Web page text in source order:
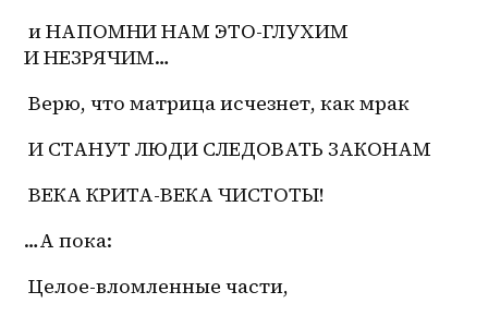
и НАПОМНИ НАМ ЭТО-ГЛУХИМ
И НЕЗРЯЧИМ…
Верю, что матрица исчезнет, как мрак
И СТАНУТ ЛЮДИ СЛЕДОВАТЬ ЗАКОНАМ
ВЕКА КРИТА-ВЕКА ЧИСТОТЫ!
…А пока:
Целое-вломленные части,